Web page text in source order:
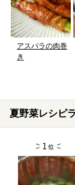
アスパラの肉巻
き
夏野菜レシピ